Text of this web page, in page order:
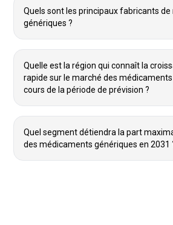
Quels sont les principaux fabricants
génériques ?
Quelle est la région qui connaît la
rapide sur le marché des
cours de la période de prévision ?
Quel segment détiendra la part
des médicaments génériques en 2031